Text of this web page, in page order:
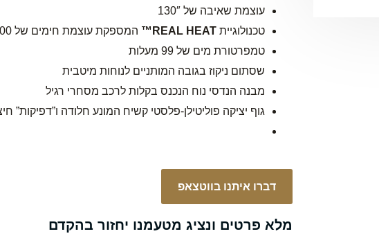
עוצמת שאיבה של 130″
טכנולוגיית REAL HEAT™
המספקת עוצמת חימים של 1200 וואט
טמפרטורת מים של 99 מעלות
שסתום ניקוז בגובה המותניים לנוחות מיטבית
מבנה הנדסי נוח הנכנס בקלות לרכב מסחרי רגיל
גוף יציקה פוליטילן-פלסטי קשיח המונע חלודה ו”דפיקות”
דברו איתנו בווטצאפ
מלא פרטים ונציג מטעמנו יחזור בהקדם